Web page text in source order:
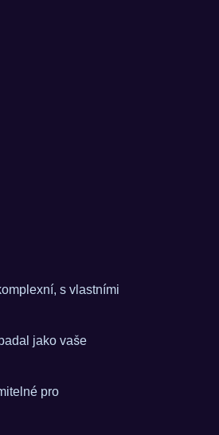
s vlastními
jako vaše
pro